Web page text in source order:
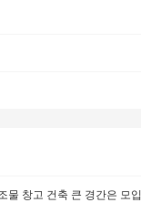
물 창고 건축 큰 경간은 모입